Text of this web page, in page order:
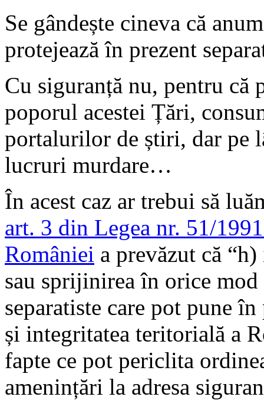
Se gândește cineva că
protejează în prezent
Cu siguranță nu, pentru că
poporul acestei Țări,
portalurilor de știri, dar pe
lucruri murdare…
În acest caz ar trebui să
art. 3 din Legea nr. 51/
României a prevăzut că
sau sprijinirea în orice
separatiste care pot pune
și integritatea teritorială a
fapte ce pot periclita
amenințări la adresa